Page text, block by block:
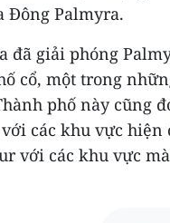
Đông Palmyra.
đã giải phóng
cổ, một trong
phố này cũng
các khu vực hiện
với các khu vực